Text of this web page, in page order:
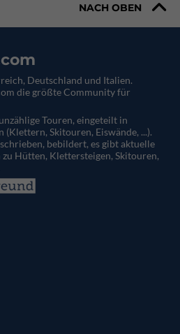
NACH OBEN
Deutschland und Italien.
die größte Community für
Touren, eingeteilt in
Skitouren, Eiswände, ...).
bebildert, es gibt aktuelle
Hütten, Klettersteigen, Skitouren,